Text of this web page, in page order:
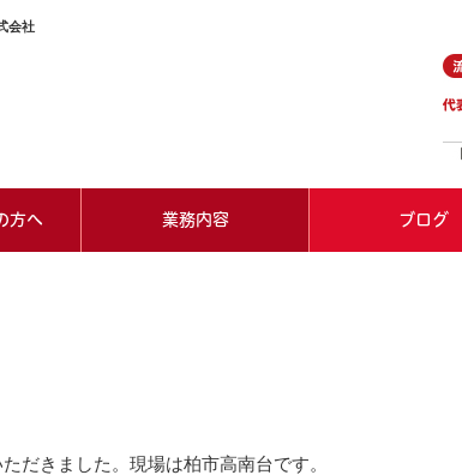
会社
方へ 業務内容 ブログ
だきました。現場は柏市高南台です。